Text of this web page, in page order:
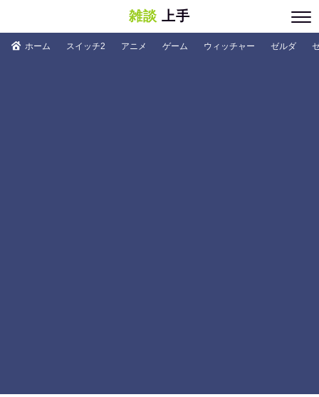
雑談 上手
ホーム スイッチ2 アニメ ゲーム ウィッチャー ゼルダ